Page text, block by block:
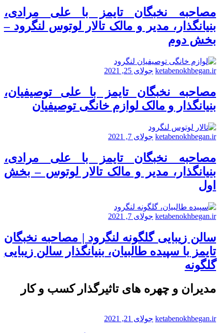
مصاحبه نخبگان تایمز با علی مرادی،
بنیانگذار، مدیر و مالک تالار لوتوس لنگرود –
بخش دوم
ketabenokhbegan.ir جولای 25, 2021
مصاحبه نخبگان تایمز با علی توصیفیان،
بنیانگذار و مالک لوازم خانگی توصیفیان
ketabenokhbegan.ir جولای 7, 2021
مصاحبه نخبگان تایمز با علی مرادی،
بنیانگذار، مدیر و مالک تالار لوتوس – بخش
اول
ketabenokhbegan.ir جولای 7, 2021
سالن زیبایی گلگونه لنگرود | مصاحبه نخبگان
تایمز با سپیده طالبیان، بنیانگذار سالن زیبایی
گلگونه
مدیران و چهره های تاثیرگذار کسب و کار
ketabenokhbegan.ir جولای 21, 2021